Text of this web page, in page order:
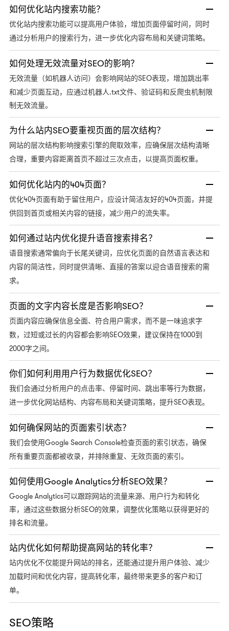
如何优化站内搜索功能？
优化站内搜索功能可以提高用户体验，增加页面停留时间，同时
通过分析用户的搜索行为，进一步优化内容布局和关键词策略。
如何处理无效流量对SEO的影响？
无效流量（如机器人访问）会影响网站的SEO表现，增加跳出率
和减少页面互动，应通过机器人.txt文件、验证码和反爬虫机制限
制无效流量。
为什么站内SEO要重视页面的层次结构？
网站的层次结构影响搜索引擎的爬取效率，应确保层次结构清晰
合理，重要内容距离首页不超过三次点击，以提高页面权重。
如何优化站内的404页面？
优化404页面有助于留住用户，应设计简洁友好的404页面，并提
供回到首页或相关内容的链接，减少用户的流失率。
如何通过站内优化提升语音搜索排名？
语音搜索通常偏向于长尾关键词，应优化页面的自然语言表达和
内容的简洁性，同时提供清晰、直接的答案以迎合语音搜索的需
求。
页面的文字内容长度是否影响SEO？
页面内容应确保信息全面、符合用户需求，而不是一味追求字
数，过短或过长的内容都会影响SEO效果，建议保持在1000到
2000字之间。
你们如何利用用户行为数据优化SEO？
我们会通过分析用户的点击率、停留时间、跳出率等行为数据，
进一步优化网站结构、内容布局和关键词策略，提升SEO表现。
如何确保网站的页面索引状态？
我们会使用Google Search Console检查页面的索引状态，确保
所有重要页面都被收录，并排除重复、无效页面的索引。
如何使用Google Analytics分析SEO效果？
Google Analytics可以跟踪网站的流量来源、用户行为和转化
率，通过这些数据分析SEO的效果，调整优化策略以获得更好的
排名和流量。
站内优化如何帮助提高网站的转化率？
站内优化不仅能提升网站的排名，还能通过提升用户体验、减少
加载时间和优化内容，提高转化率，最终带来更多的客户和订
单。
SEO策略